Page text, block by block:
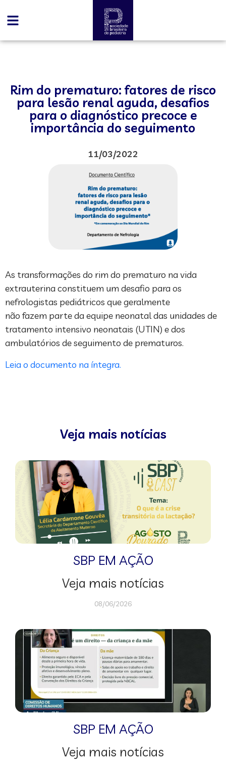
Rim do prematuro: fatores de risco
para lesão renal aguda, desafios
para o diagnóstico precoce e
importância do seguimento
11/03/2022
As transformações do rim do prematuro na vida
extrauterina constituem um desafio para os
nefrologistas pediátricos que geralmente
não fazem parte da equipe neonatal das unidades de
tratamento intensivo neonatais (UTIN) e dos
ambulatórios de seguimento de prematuros.
Leia o documento na íntegra.
Veja mais notícias
SBP EM AÇÃO
Veja mais notícias
08/06/2026
SBP EM AÇÃO
Veja mais notícias